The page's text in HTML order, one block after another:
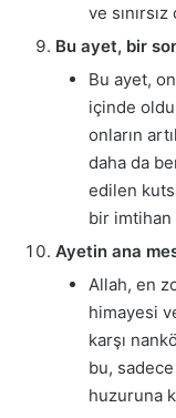
ve
Bu ayet, bir
Bu ayet,
içinde
onların
daha da
edilen
bir imtihan
Ayetin ana
Allah, en
himayesi
karşı
bu,
huzuruna